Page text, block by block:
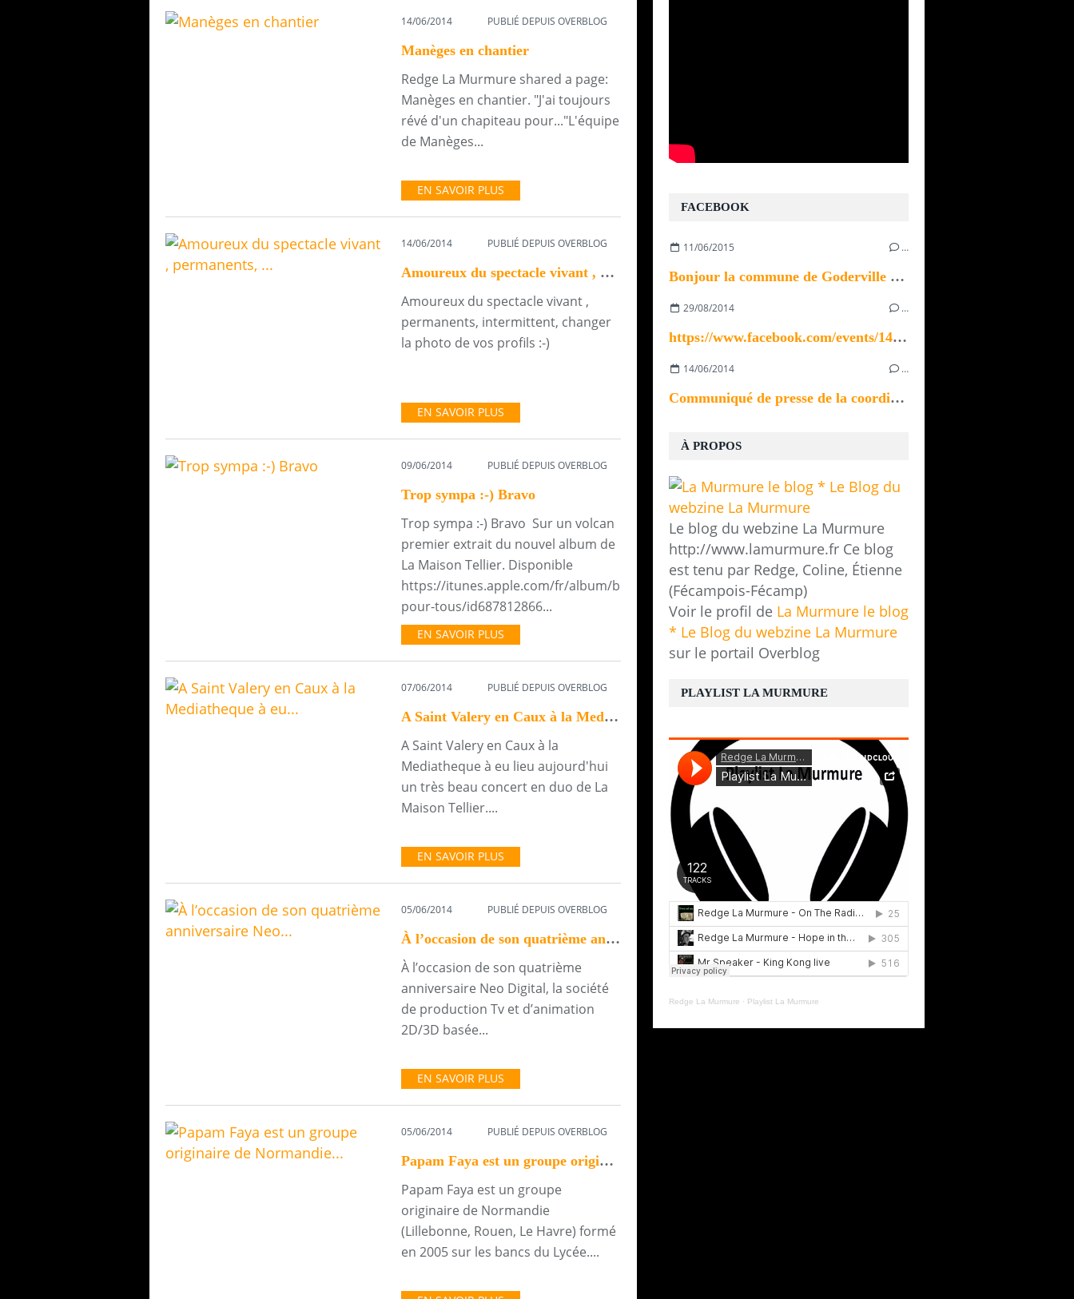
14/06/2014 PUBLIÉ DEPUIS OVERBLOG
Manèges en chantier
Redge La Murmure shared a page:
Manèges en chantier. "J'ai toujours
révé d'un chapiteau pour..."L'équipe
de Manèges...
EN SAVOIR PLUS
14/06/2014 PUBLIÉ DEPUIS OVERBLOG
Amoureux du spectacle vivant , permanents, ...
Amoureux du spectacle vivant ,
permanents, intermittent, changer
la photo de vos profils :-)
EN SAVOIR PLUS
09/06/2014 PUBLIÉ DEPUIS OVERBLOG
Trop sympa :-) Bravo
Trop sympa :-) Bravo Sur un volcan
premier extrait du nouvel album de
La Maison Tellier. Disponible
https://itunes.apple.com/fr/album/beaute-
pour-tous/id687812866...
EN SAVOIR PLUS
07/06/2014 PUBLIÉ DEPUIS OVERBLOG
A Saint Valery en Caux à la Mediatheque à eu...
A Saint Valery en Caux à la
Mediatheque à eu lieu aujourd'hui
un très beau concert en duo de La
Maison Tellier....
EN SAVOIR PLUS
05/06/2014 PUBLIÉ DEPUIS OVERBLOG
À l’occasion de son quatrième anniversaire Neo...
À l’occasion de son quatrième
anniversaire Neo Digital, la société
de production Tv et d’animation
2D/3D basée...
EN SAVOIR PLUS
05/06/2014 PUBLIÉ DEPUIS OVERBLOG
Papam Faya est un groupe originaire de Normandie...
Papam Faya est un groupe
originaire de Normandie
(Lillebonne, Rouen, Le Havre) formé
en 2005 sur les bancs du Lycée....
À PROPOS
Le blog du webzine La Murmure
http://www.lamurmure.fr Ce blog
est tenu par Redge, Coline, Étienne
(Fécampois-Fécamp)
Voir le profil de La Murmure le blog
* Le Blog du webzine La Murmure
sur le portail Overblog
FACEBOOK
11/06/2015 …
Bonjour la commune de Goderville recherche un ou...
29/08/2014 …
https://www.facebook.com/events/1433923370196535/
14/06/2014 …
Communiqué de presse de la coordination des...
PLAYLIST LA MURMURE
Redge La Murmure · Playlist La Murmure